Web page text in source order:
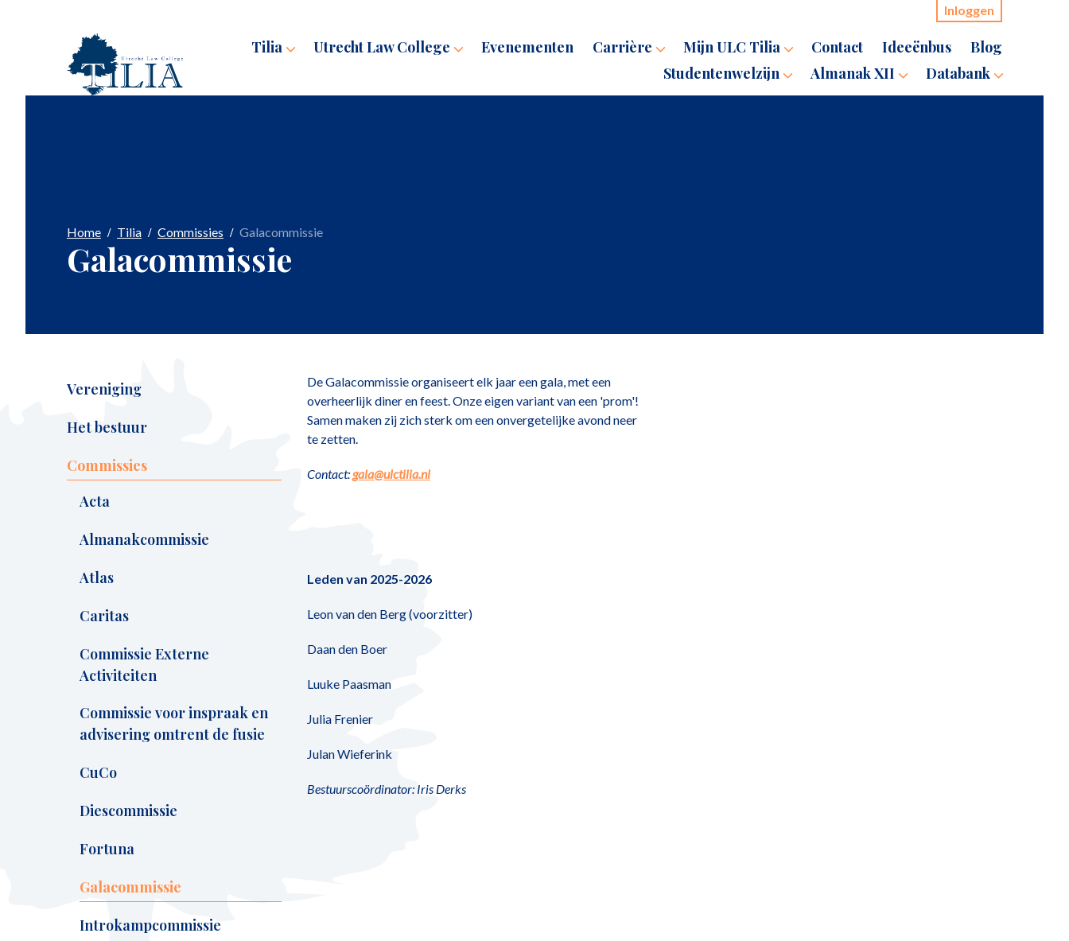
Inloggen
Tilia Utrecht Law College Evenementen Carrière Mijn ULC Tilia Contact Ideeënbus
Blog
Studentenwelzijn
Almanak XII Databank
Home Tilia Commissies Galacommissie
Galacommissie
Vereniging
Het bestuur
Commissies
Acta
Almanakcommissie
Atlas
Caritas
Commissie Externe
Activiteiten
Commissie voor inspraak en
advisering omtrent de fusie
CuCo
Diescommissie
Fortuna
Galacommissie
Introkampcommissie
De Galacommissie organiseert elk jaar een gala, met een
overheerlijk diner en feest. Onze eigen variant van een 'prom'!
Samen maken zij zich sterk om een onvergetelijke avond neer
te zetten.
Contact:gala@ulctilia.nl
Leden van 2025-2026
Leon van den Berg (voorzitter)
Daan den Boer
Luuke Paasman
Julia Frenier
Julan Wieferink
Bestuurscoördinator: Iris Derks